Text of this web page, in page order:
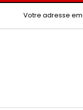
Votre adresse